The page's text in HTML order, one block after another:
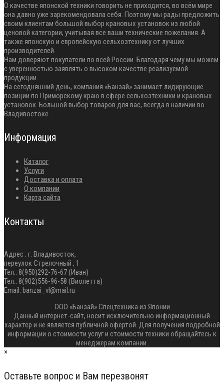
О качестве японской техники говорить не приходится, во всём мире
она давно уже зарекомендовала себя. Поэтому мы рады предложить
своим клиентам большой выбор крановых установок из любой
ценовой категории, учитывая все ваши технические пожелания. А
также японскую и европейскую сельхозтехнику от лучших
производителей.
Нам доверяют покупатели по всей России. Благодаря чему мы можем
с уверенностью заявлять о высоком качестве реализуемой
продукции.
На сегодняшний день, компания «Банзай» занимает лидирующие
позиции по Приморскому краю в сфере сельхозтехники и крановых
установок. Большой выбор товаров для вас, всегда в наличии во
Владивостоке.
Информация
Каталог
Услуги
Доставка и оплата
О компании
Карта сайта
Контакты
Адрес : г. Владивосток,
переулок Стрелочный , 1
Тел.: 8(950)292-76-67 (Иван)
Тел.: 8(902)556-96-58 (Виолетта)
Email: banzai_vl@mail.ru
ООО «Банзай» Спецтехника из Японии
Данный интернет-сайт, носит исключительно информационный
характер и не является публичной офертой. Для получения подробной
информации о стоимости услуг и стоимости техники обращайтесь к
менеджерам компании.
×
Оставьте вопрос и Вам перезвонят